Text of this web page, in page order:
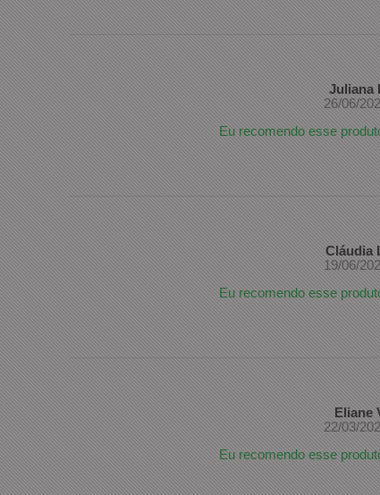
Juliana
26/06/
Eu recomendo esse
Cláudia
19/06/
Eu recomendo esse
Eliane
22/03/
Eu recomendo esse